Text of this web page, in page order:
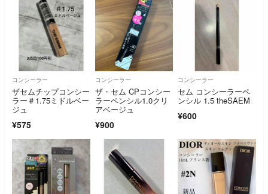
コンシーラー
ザセムチップコンシー
ラー＃1.75ミドルベー
ジュ
¥575
コンシーラー
ザ・セム CPコンシー
ラーペンシル1.0クリ
アベージュ
¥900
コンシーラー
セム コンシーラーペ
ンシル 1.5 theSAEM
¥600